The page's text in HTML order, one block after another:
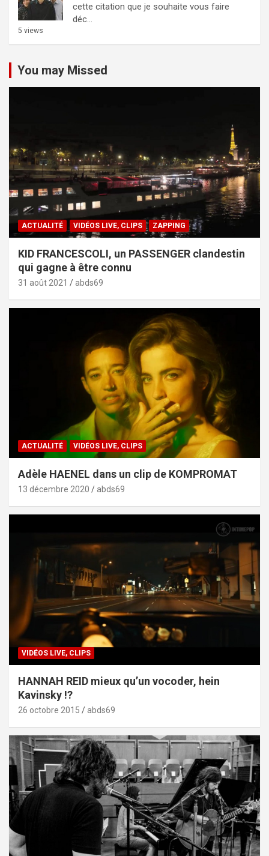
cette citation que je souhaite vous faire
déc...
5 views
You may Missed
ACTUALITÉ VIDÉOS LIVE, CLIPS ZAPPING
KID FRANCESCOLI, un PASSENGER clandestin
qui gagne à être connu
31 août 2021 abds69
ACTUALITÉ VIDÉOS LIVE, CLIPS
Adèle HAENEL dans un clip de KOMPROMAT
13 décembre 2020 abds69
VIDÉOS LIVE, CLIPS
HANNAH REID mieux qu’un vocoder, hein
Kavinsky !?
26 octobre 2015 abds69